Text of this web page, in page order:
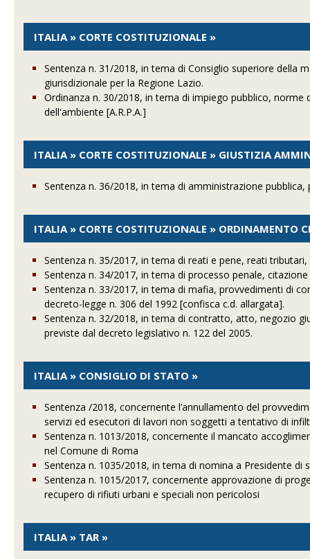
ITALIA » CORTE COSTITUZIONALE »
Sentenza n. 31/2018, in tema di Consiglio superiore della
giurisdizionale per la Regione Lazio.
Ordinanza n. 30/2018, in tema di impiego pubblico, norme
dell'ambiente [A.R.P.A.]
ITALIA » CORTE COSTITUZIONALE » GIUSTIZIA
Sentenza n. 36/2018, in tema di amministrazione
ITALIA » CORTE COSTITUZIONALE » ORDINAMENTO
Sentenza n. 35/2017, in tema di reati e pene, reati
Sentenza n. 34/2017, in tema di processo penale,
Sentenza n. 33/2017, in tema di mafia, provvedimenti di
decreto-legge n. 306 del 1992 [confisca c.d. allargata].
Sentenza n. 32/2018, in tema di contratto, atto, negozio
previste dal decreto legislativo n. 122 del 2005.
ITALIA » CONSIGLIO DI STATO »
Sentenza /2018, concernente l’annullamento del
servizi ed esecutori di lavori non soggetti a tentativo di
Sentenza n. 1013/2018, concernente il mancato
nel Comune di Roma
Sentenza n. 1035/2018, in tema di nomina a Presidente di
Sentenza n. 1015/2017, concernente approvazione di
recupero di rifiuti urbani e speciali non pericolosi
ITALIA » TAR »